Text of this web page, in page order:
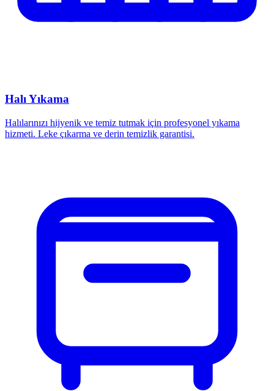
Halı Yıkama
Halılarınızı hijyenik ve temiz tutmak için profesyonel yıkama
hizmeti. Leke çıkarma ve derin temizlik garantisi.